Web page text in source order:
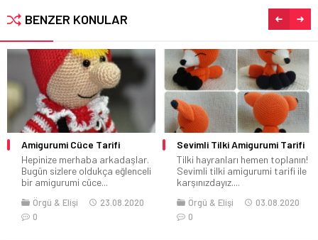
BENZER KONULAR
Amigurumi Cüce Tarifi
Hepinize merhaba arkadaşlar.
Bugün sizlere oldukça eğlenceli
bir amigurumi cüce...
Örgü & Elişi
23.08.2020
0
Sevimli Tilki Amigurumi Tarifi
Tilki hayranları hemen toplanın!
Sevimli tilki amigurumi tarifi ile
karşınızdayız....
Örgü & Elişi
03.08.2020
0